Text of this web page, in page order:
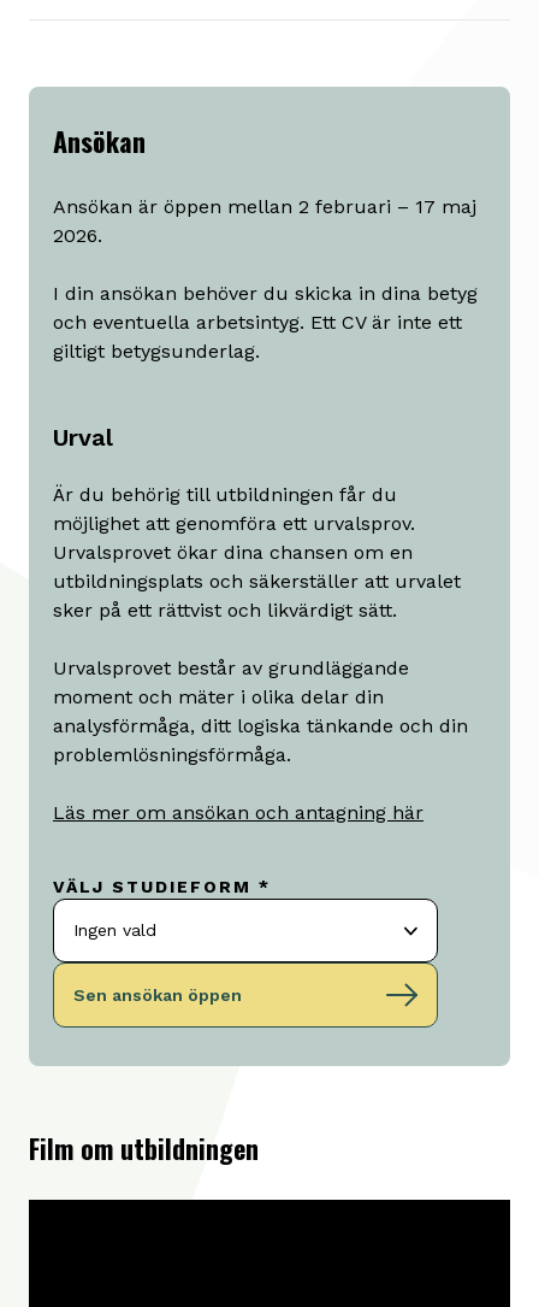
Ansökan
Ansökan är öppen mellan 2 februari – 17 maj
2026.
I din ansökan behöver du skicka in dina betyg
och eventuella arbetsintyg. Ett CV är inte ett
giltigt betygsunderlag.
Urval
Är du behörig till utbildningen får du
möjlighet att genomföra ett urvalsprov.
Urvalsprovet ökar dina chansen om en
utbildningsplats och säkerställer att urvalet
sker på ett rättvist och likvärdigt sätt.
Urvalsprovet består av grundläggande
moment och mäter i olika delar din
analysförmåga, ditt logiska tänkande och din
problemlösningsförmåga.
Läs mer om ansökan och antagning här
VÄLJ STUDIEFORM *
Ingen vald
Sen ansökan öppen
Film om utbildningen